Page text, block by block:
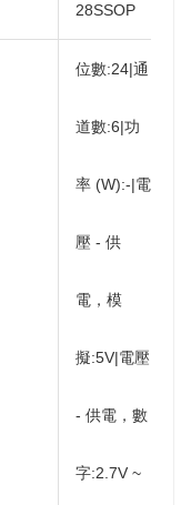
28SSOP
位數:24|通
道數:6|功
率 (W):-|電
壓 - 供
電，模
擬:5V|電壓
- 供電，數
字:2.7V ~